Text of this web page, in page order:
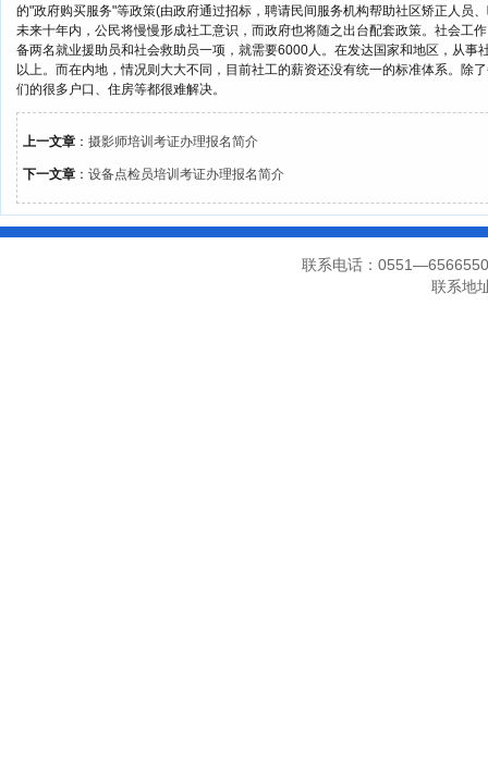
的"政府购买服务"等政策(由政府通过招标，聘请民间服务机构帮助社区矫正人员
未来十年内，公民将慢慢形成社工意识，而政府也将随之出台配套政策。社会工
备两名就业援助员和社会救助员一项，就需要6000人。在发达国家和地区，从
以上。而在内地，情况则大大不同，目前社工的薪资还没有统一的标准体系。
们的很多户口、住房等都很难解决。
上一文章 ： 摄影师培训考证办理报名简介
下一文章 ： 设备点检员培训考证办理报名简介
联系电话：
联系地